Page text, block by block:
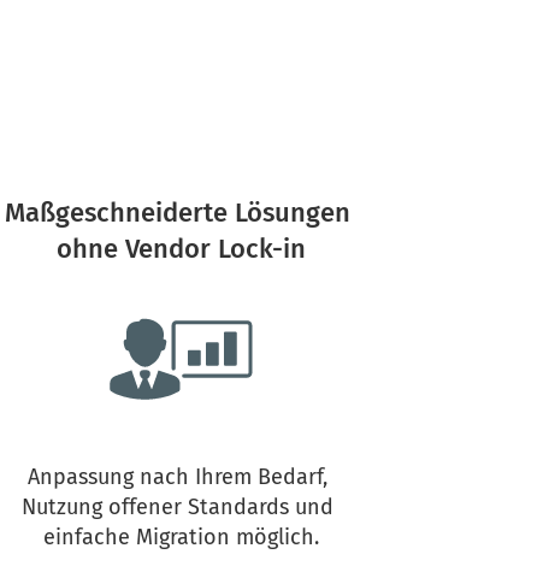
Maßgeschneiderte Lösungen
ohne Vendor Lock-in
Anpassung nach Ihrem Bedarf,
Nutzung offener Standards und
einfache Migration möglich.